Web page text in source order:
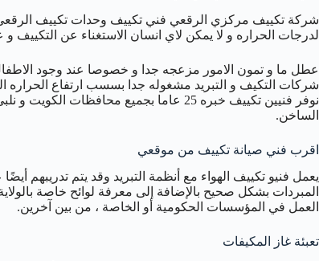
شركة تكييف مركزي الرقعي فني تكييف وحدات تكييف الرقعي
لدرجات الحراره و لا يمكن لاي انسان الاستغناء عن
عطل ما و تمون الامور مزعجه جدا و خصوصا عند وجود
شركات التكيف و التبريد مشغوله جدا بسسب ارتفاع الحراره
نوفر فنيين تكييف خبره 25 عاما بجميع
الساخن.
اقرب فني صيانة تكييف من موقعي
يعمل فنيو تكييف الهواء مع أنظمة التبريد وقد يتم تدريبهم
المبردات بشكل صحيح بالإضافة إلى معرفة لوائح خاصة
العمل في المؤسسات الحكومية أو الخاصة ، من بين آخرين.
تعبئة غاز المكيفات